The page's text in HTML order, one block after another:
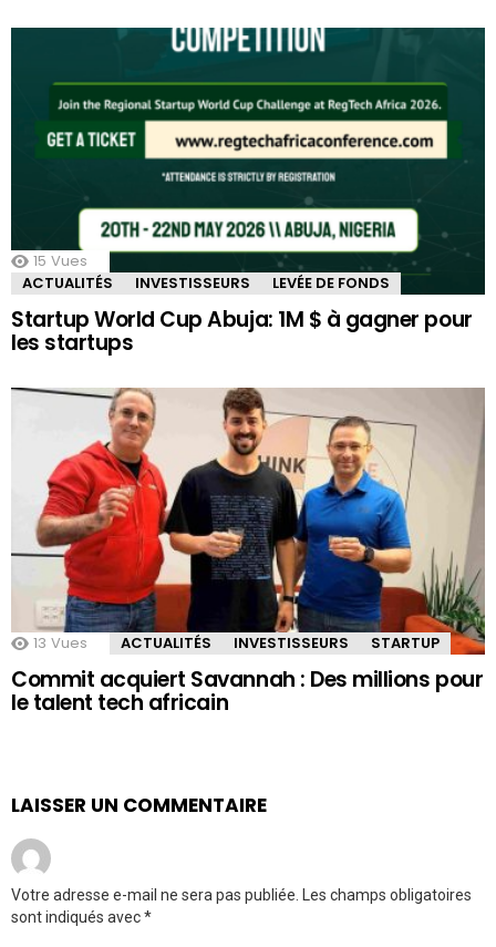
15 Vues
ACTUALITÉS
INVESTISSEURS LEVÉE DE FONDS
Startup World Cup Abuja: 1M $ à gagner pour
les startups
13 Vues ACTUALITÉS INVESTISSEURS STARTUP
Commit acquiert Savannah : Des millions pour
le talent tech africain
LAISSER UN COMMENTAIRE
Votre adresse e-mail ne sera pas publiée. Les champs obligatoires
sont indiqués avec*